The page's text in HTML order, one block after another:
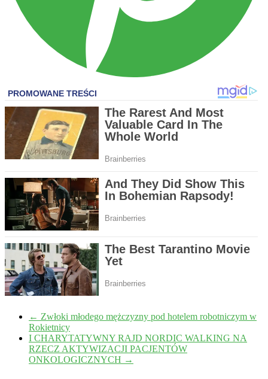
← Zwłoki młodego mężczyzny pod hotelem robotniczym w
Rokietnicy
I CHARYTATYWNY RAJD NORDIC WALKING NA
RZECZ AKTYWIZACJI PACJENTÓW
ONKOLOGICZNYCH →